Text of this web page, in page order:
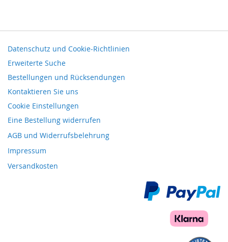
Datenschutz und Cookie-Richtlinien
Erweiterte Suche
Bestellungen und Rücksendungen
Kontaktieren Sie uns
Cookie Einstellungen
Eine Bestellung widerrufen
AGB und Widerrufsbelehrung
Impressum
Versandkosten